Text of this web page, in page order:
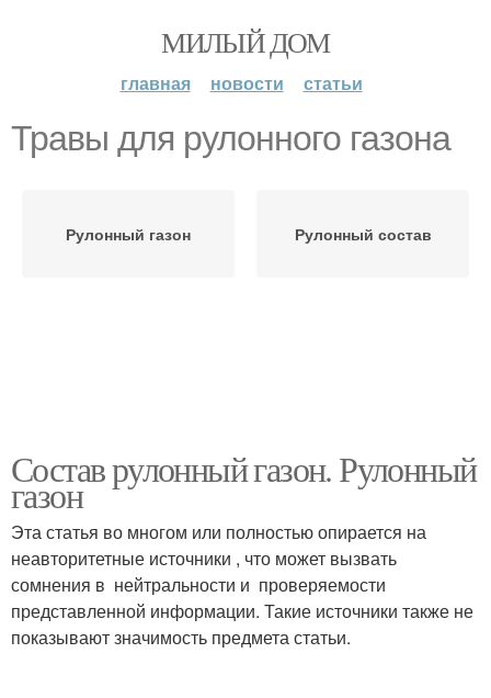
МИЛЫЙ ДОМ
главная новости статьи
Травы для рулонного газона
Рулонный газон Рулонный состав
Состав рулонный газон. Рулонный
газон
Эта статья во многом или полностью опирается на
неавторитетные источники , что может вызвать
сомнения в нейтральности и проверяемости
представленной информации. Такие источники также не
показывают значимость предмета статьи.